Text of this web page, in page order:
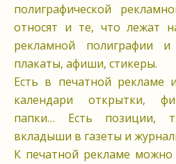
полиграфической
относят и те, что лежат
рекламной полиграфии
плакаты, афиши, стикеры.
Есть в печатной рекламе
календари открытки,
папки… Есть позиции,
вкладыши в газеты и
К печатной рекламе